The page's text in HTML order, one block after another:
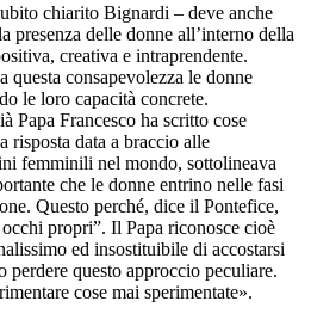
chiarito Bignardi – deve anche
presenza delle donne all’interno della
creativa e intraprendente.
questa consapevolezza le donne
le loro capacità concrete.
Papa Francesco ha scritto cose
risposta data a braccio alle
femminili nel mondo, sottolineava
che le donne entrino nelle fasi
Questo perché, dice il Pontefice,
propri”. Il Papa riconosce cioè
ed insostituibile di accostarsi
perdere questo approccio peculiare.
cose mai sperimentate».